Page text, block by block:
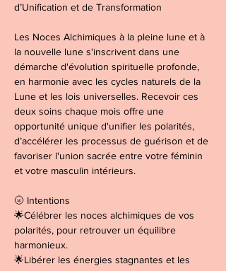
d’Unification et de Transformation
Les Noces Alchimiques à la pleine lune et à
la nouvelle lune s'inscrivent dans une
démarche d'évolution spirituelle profonde,
en harmonie avec les cycles naturels de la
Lune et les lois universelles. Recevoir ces
deux soins chaque mois offre une
opportunité unique d'unifier les polarités,
d’accélérer les processus de guérison et de
favoriser l'union sacrée entre votre féminin
et votre masculin intérieurs.
🌝 Intentions
🌟Célébrer les noces alchimiques de vos
polarités, pour retrouver un équilibre
harmonieux.
🌟Libérer les énergies stagnantes et les